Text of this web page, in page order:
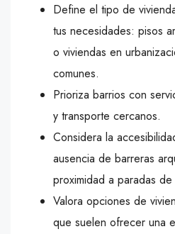
Define el tipo de
tus necesidades: pisos
o viviendas en
comunes.
Prioriza barrios con
y transporte cercanos.
Considera la
ausencia de barreras
proximidad a paradas de
Valora opciones de
que suelen ofrecer una